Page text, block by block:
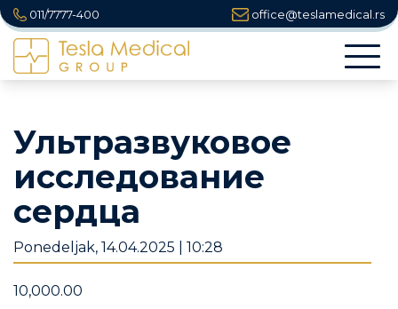
011/7777-400 office@teslamedical.rs
Ультразвуковое
исследование
сердца
Ponedeljak, 14.04.2025 | 10:28
10,000.00